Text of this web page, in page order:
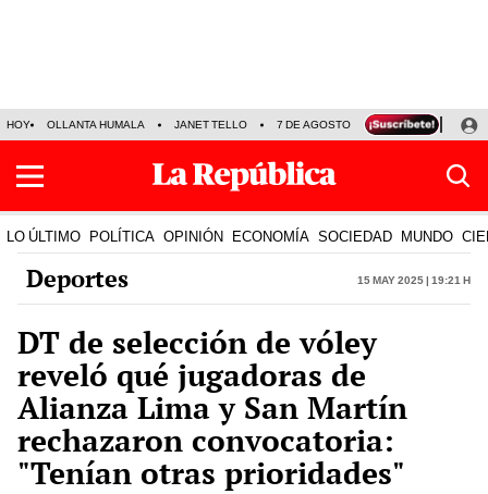
HOY OLLANTA HUMALA JANET TELLO 7 DE AGOSTO TINKA RESULTADOS
LO ÚLTIMO POLÍTICA OPINIÓN ECONOMÍA SOCIEDAD MUNDO
Deportes 15 May 2025 | 19:21 h
DT de selección de vóley
reveló qué jugadoras de
Alianza Lima y San Martín
rechazaron convocatoria:
"Tenían otras prioridades"